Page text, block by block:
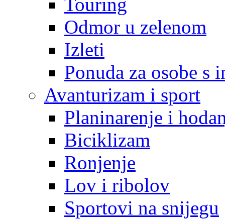
Odmor u zelenom
Izleti
Ponuda za osobe s
Avanturizam i sport
Planinarenje i
Biciklizam
Ronjenje
Lov i ribolov
Sportovi na snijegu